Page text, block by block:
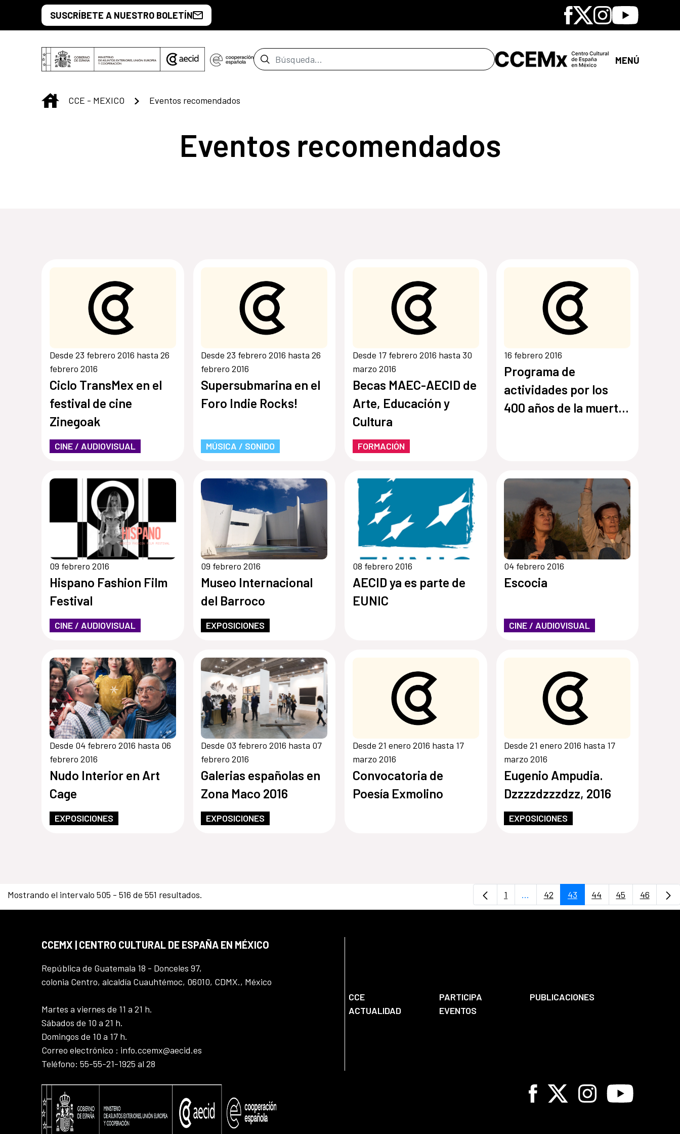
Saltar al contenido principal
SUSCRÍBETE A NUESTRO BOLETÍN Facebook
X Instagram
Youtube
Barra de búsqueda MENÚ
INICIO
CCE - MEXICO Eventos recomendados
Eventos recomendados
Desde 23 febrero 2016 hasta 26
febrero 2016
Ciclo TransMex en el
festival de cine
Zinegoak
CINE / AUDIOVISUAL
Desde 23 febrero 2016 hasta 26
febrero 2016
Supersubmarina en el
Foro Indie Rocks!
MÚSICA / SONIDO
Desde 17 febrero 2016 hasta 30
marzo 2016
Becas MAEC-AECID de
Arte, Educación y
Cultura
FORMACIÓN
16 febrero 2016
Programa de
actividades por los
400 años de la muerte
09 febrero 2016
Hispano Fashion Film
Festival
CINE / AUDIOVISUAL
09 febrero 2016
Museo Internacional
del Barroco
EXPOSICIONES
08 febrero 2016
AECID ya es parte de
EUNIC
04 febrero 2016
Escocia
CINE / AUDIOVISUAL
Desde 04 febrero 2016 hasta 06
febrero 2016
Nudo Interior en Art
Cage
EXPOSICIONES
Desde 03 febrero 2016 hasta 07
febrero 2016
Galerias españolas en
Zona Maco 2016
EXPOSICIONES
Desde 21 enero 2016 hasta 17
marzo 2016
Convocatoria de
Poesía Exmolino
Desde 21 enero 2016 hasta 17
marzo 2016
Eugenio Ampudia.
Dzzzzdzzzdzz, 2016
EXPOSICIONES
Mostrando el intervalo 505 - 516 de 551 resultados. Página
1 ...Páginas intermedias Use TAB para
Página
42 Página
43 Página
44 Página
45 Página
46
CCEMX | CENTRO CULTURAL DE ESPAÑA EN MÉXICO
República de Guatemala 18 - Donceles 97,
colonia Centro, alcaldía Cuauhtémoc, 06010, CDMX., México
Martes a viernes de 11 a 21 h.
Sábados de 10 a 21 h.
Domingos de 10 a 17 h.
Correo electrónico : info.ccemx@aecid.es
Teléfono: 55-55-21-1925 al 28
CCE PARTICIPA
PUBLICACIONES
ACTUALIDAD
EVENTOS
Facebook
X InstagramYoutube